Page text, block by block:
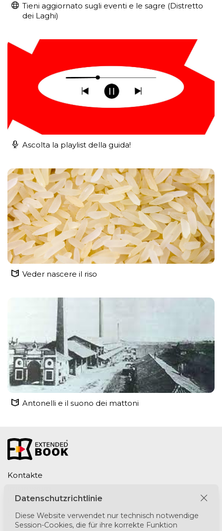
Tieni aggiornato sugli eventi e le sagre (Distretto
dei Laghi)
Ascolta la playlist della guida!
Veder nascere il riso
Antonelli e il suono dei mattoni
Kontakte
Datenschutzrichtlinie
Cookie-Richtlinie
Datenschutzrichtlinie
Diese Website verwendet nur technisch notwendige
Session-Cookies, die für ihre korrekte Funktion